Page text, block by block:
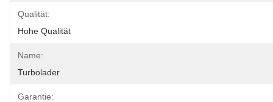
Qualität:
Hohe Qualität
Name:
Turbolader
Garantie: